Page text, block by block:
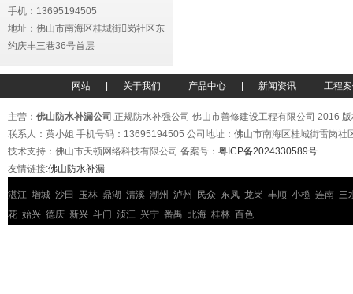
手机： 13695194505
地址：佛山市南海区桂城街岗社区东
约庆丰三巷36号首层
网站 关于我们 产品中心 新闻资讯 工程
主营： 佛山防水补漏公司 ,正规防水补强公司 佛山市善修建设工程有限公司 2016
联系人：黄小姐 手机号码：13695194505 公司地址：佛山市南海区桂城街雷岗社
技术支持：佛山市天顿网络科技有限公司 备案号： 粤ICP备2024330589号
友情链接:佛山防水补漏
湛江 增城 沙田 玉林 鼎湖 清溪 潮州 泸州 民众 东凤 龙岗 丰顺 小榄 连南 三
花 始兴 德庆 新兴 斗门 浈江 兴宁 番禺 北海 桂林 百色